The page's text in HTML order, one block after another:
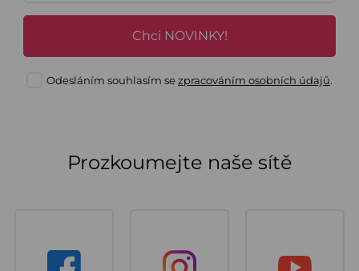
Chci NOVINKY!
Odesláním souhlasím sezpracováním osobních údajů.
Prozkoumejte naše sítě